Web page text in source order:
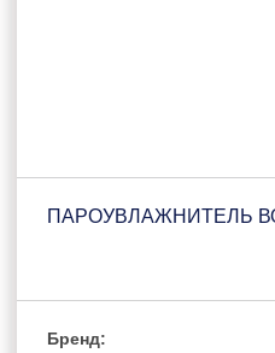
ПАРОУВЛАЖНИТЕЛЬ
Бренд: